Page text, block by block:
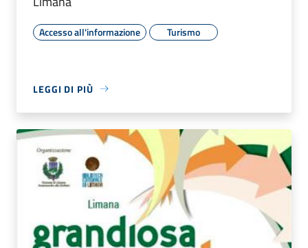
Accesso all'informazione Turismo
LEGGI DI PIÙ